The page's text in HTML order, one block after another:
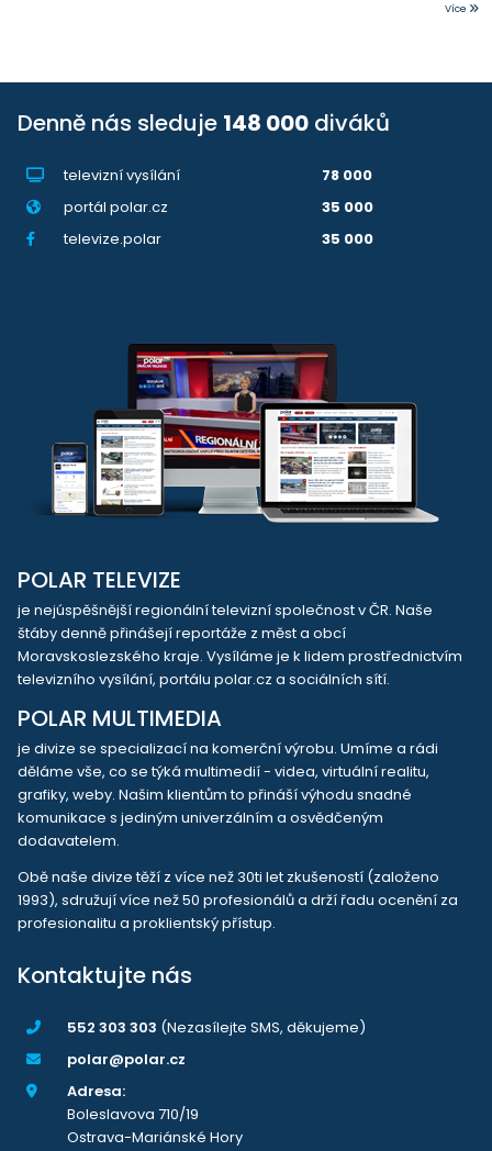
Více
Denně nás sleduje 148 000 diváků
televizní vysílání
78 000
portál polar.cz
35 000
televize.polar
35 000
POLAR TELEVIZE
je nejúspěšnější regionální televizní společnost v ČR. Naše
štáby denně přinášejí reportáže z měst a obcí
Moravskoslezského kraje. Vysíláme je k lidem prostřednictvím
televizního vysílání, portálu polar.cz a sociálních sítí.
POLAR MULTIMEDIA
je divize se specializací na komerční výrobu. Umíme a rádi
děláme vše, co se týká multimedií - videa, virtuální realitu,
grafiky, weby. Našim klientům to přináší výhodu snadné
komunikace s jediným univerzálním a osvědčeným
dodavatelem.
Obě naše divize těží z více než 30ti let zkušeností (založeno
1993), sdružují více než 50 profesionálů a drží řadu ocenění za
profesionalitu a proklientský přístup.
Kontaktujte nás
552 303 303 (Nezasílejte SMS, děkujeme)
polar@polar.cz
Adresa:
Boleslavova 710/19
Ostrava-Mariánské Hory